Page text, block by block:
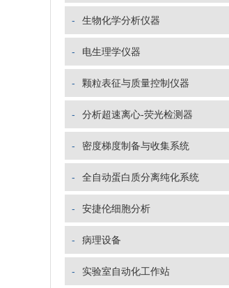
- 生物化学分析仪器
- 电生理学仪器
- 颗粒表征与质量控制仪器
- 分析超速离心-荧光检测器
- 密度梯度制备与收集系统
- 全自动蛋白质分离纯化系统
- 安捷伦细胞分析
- 病理设备
- 实验室自动化工作站